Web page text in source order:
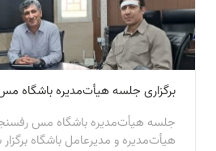
برگزاری جلسه هیأت‌مدیره باشگاه
جلسه هیأت‌مدیره باشگاه مس
هیأت‌مدیره و مدیرعامل باشگاه